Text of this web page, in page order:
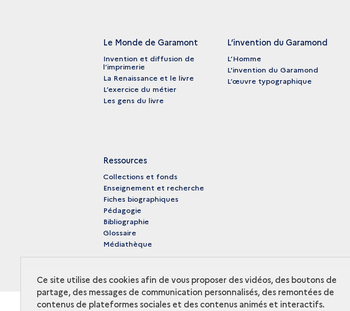
Le Monde de Garamont
Invention et diffusion de
l’imprimerie
La Renaissance et le livre
L’exercice du métier
Les gens du livre
L’invention du Garamond
L’Homme
L'invention du Garamond
L’œuvre typographique
Ressources
Collections et fonds
Enseignement et recherche
Fiches biographiques
Pédagogie
Bibliographie
Glossaire
Médiathèque
Ce site utilise des cookies afin de vous proposer des vidéos, des boutons de
partage, des messages de communication personnalisés, des remontées de
contenus de plateformes sociales et des contenus animés et interactifs.